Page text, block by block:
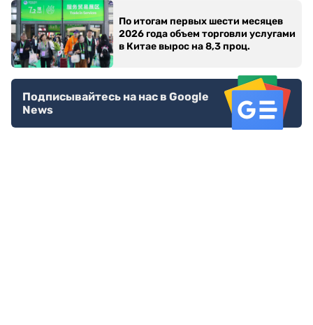
По итогам первых шести месяцев
2026 года объем торговли услугами
в Китае вырос на 8,3 проц.
Подписывайтесь на нас в Google
News